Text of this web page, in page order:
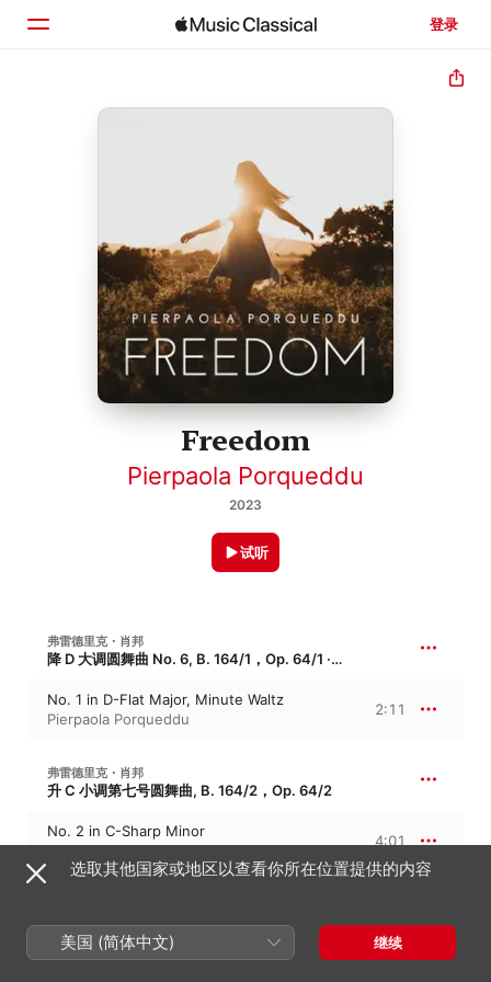
登录
主页
Freedom
Pierpaola Porqueddu
2023
试听
弗雷德里克・肖邦
降 D 大调圆舞曲 No. 6, B. 164/1，Op. 64/1 · 小狗圆舞曲
No. 1 in D-Flat Major, Minute Waltz
Pierpaola Porqueddu
2:11
弗雷德里克・肖邦
升 C 小调第七号圆舞曲, B. 164/2，Op. 64/2
No. 2 in C-Sharp Minor
Pierpaola Porqueddu
4:01
升 C 小调幻想即兴曲, B. 87，Op. 66 · Mme d'Este
Fantaisie-impromptu, Op. 66
选取其他国家或地区以查看你所在位置提供的内容
美国 (简体中文) 继续